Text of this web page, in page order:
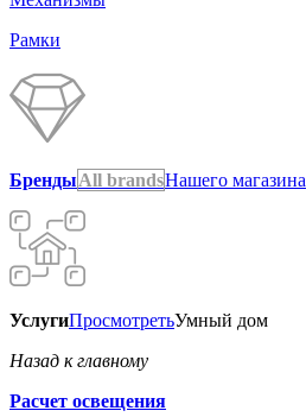
Рамки
БрендыAll brandsНашего магазина
УслугиПросмотретьУмный дом
Назад к главному
Расчет освещения